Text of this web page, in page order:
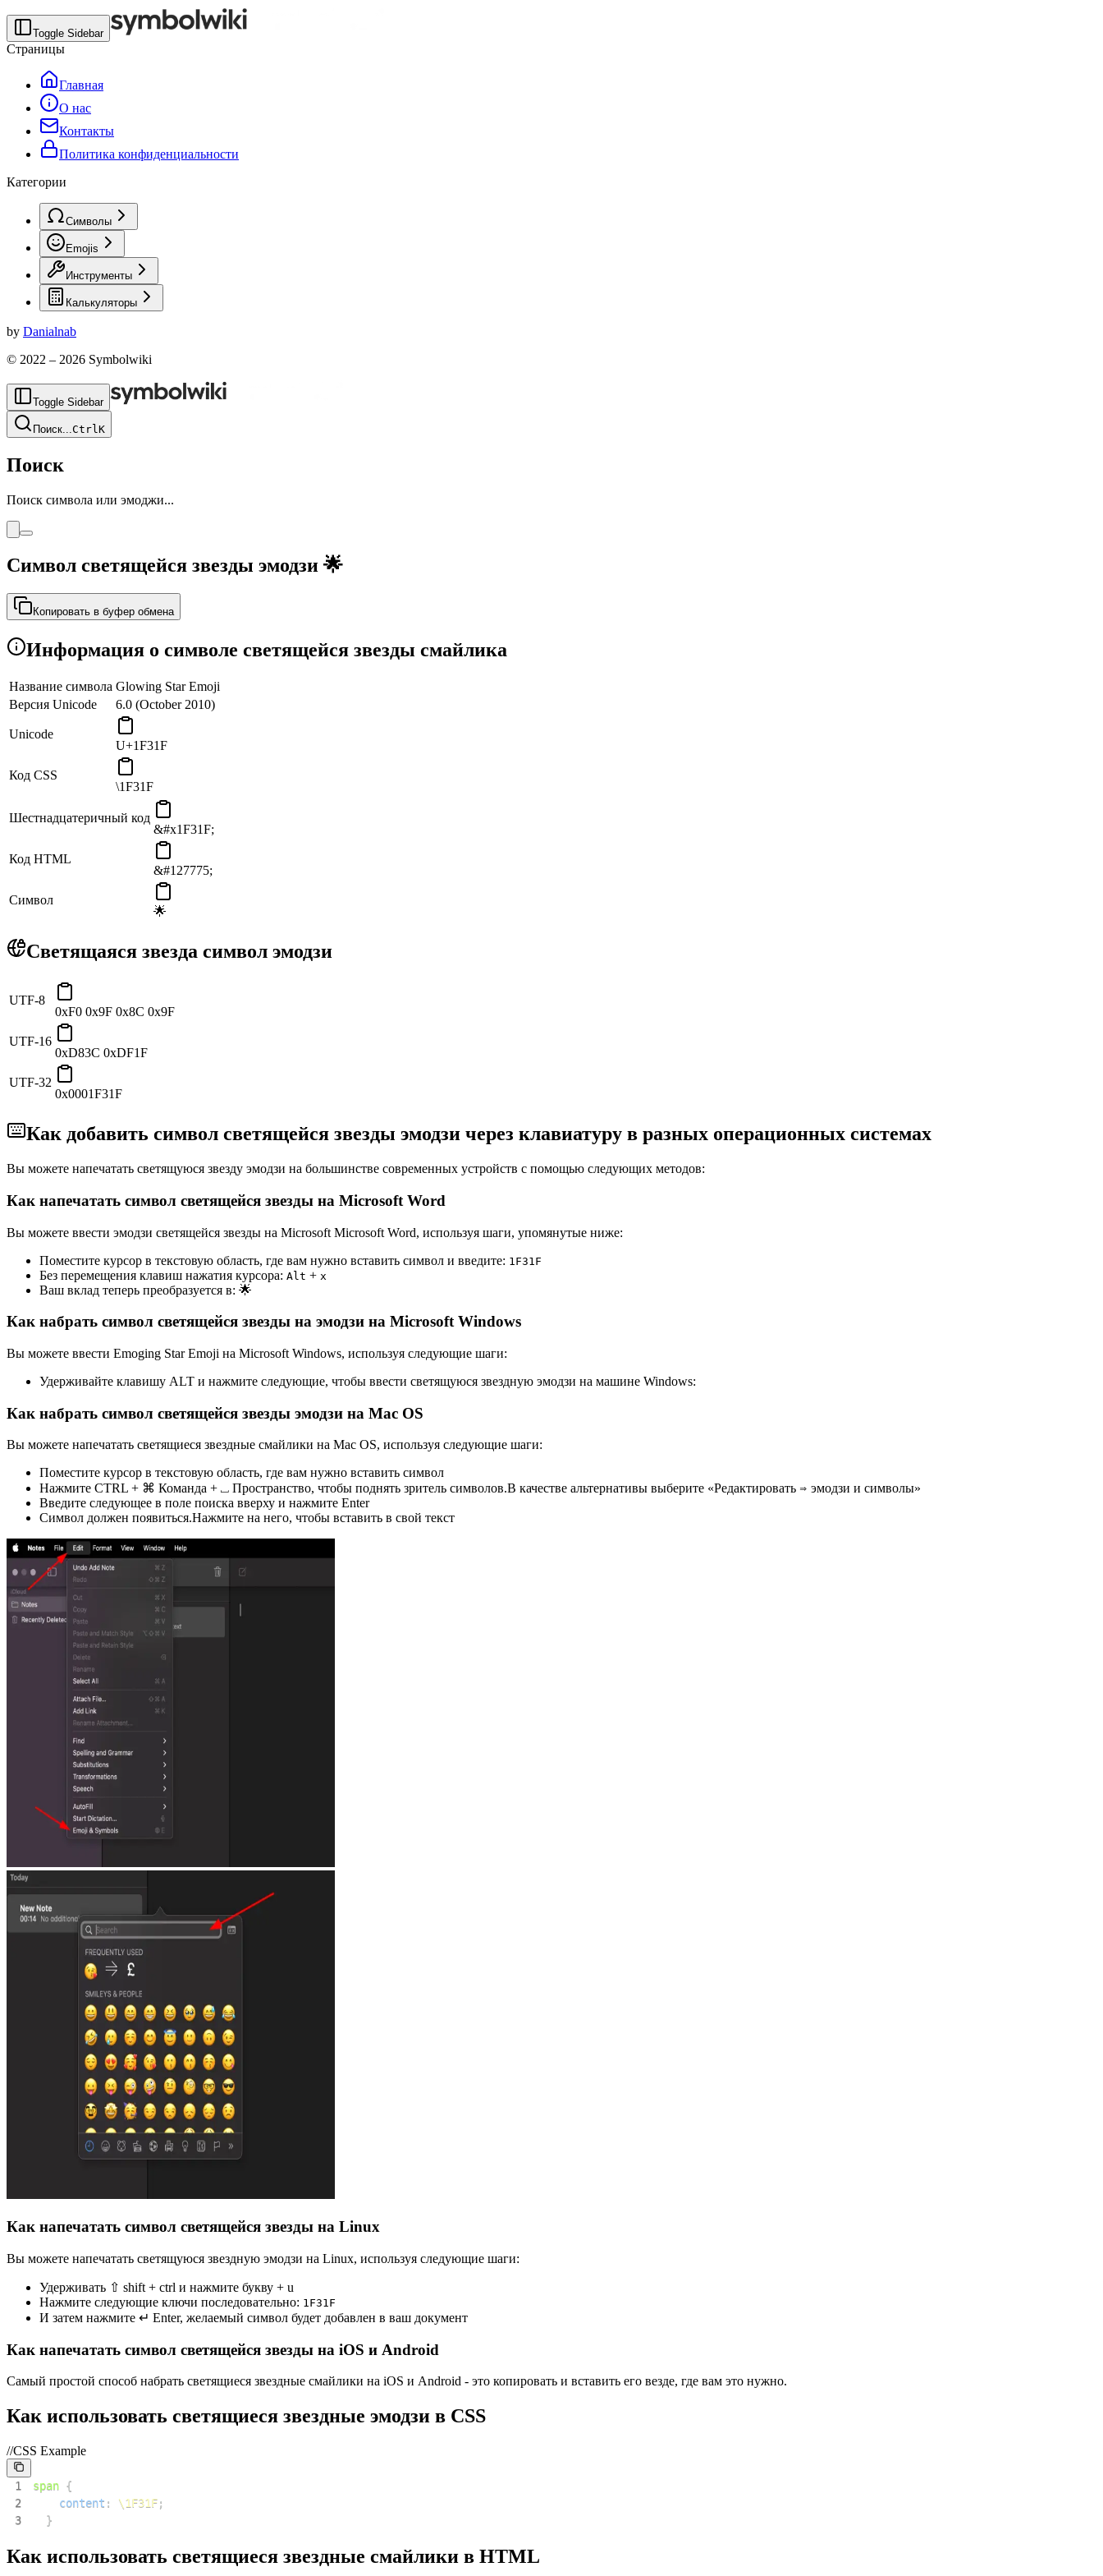
Toggle Sidebar
Страницы
Главная
О нас
Контакты
Политика конфиденциальности
Категории
Символы
Emojis
Инструменты
Калькуляторы
by Danialnab
© 2022 – 2026 Symbolwiki
Toggle Sidebar
Поиск...CtrlK
Поиск
Поиск символа или эмоджи...
Символ светящейся звезды эмодзи 🌟
Копировать в буфер обмена
Информация о символе светящейся звезды смайлика
Название символа Glowing Star Emoji
Версия Unicode
6.0 (October 2010)
Unicode
U+1F31F
Код CSS
\1F31F
Шестнадцатеричный код
&#x1F31F;
Код HTML
&#127775;
Символ
🌟
Светящаяся звезда символ эмодзи
UTF-8
0xF0 0x9F 0x8C 0x9F
UTF-16
0xD83C 0xDF1F
UTF-32
0x0001F31F
Как добавить символ светящейся звезды эмодзи через клавиатуру в разных операционных системах
Вы можете напечатать светящуюся звезду эмодзи на большинстве современных устройств с помощью следующих методов:
Как напечатать символ светящейся звезды на Microsoft Word
Вы можете ввести эмодзи светящейся звезды на Microsoft Microsoft Word, используя шаги, упомянутые ниже:
Поместите курсор в текстовую область, где вам нужно вставить символ и введите: 1 F31 F
Без перемещения клавиш нажатия курсора: Alt + x
Ваш вклад теперь преобразуется в: 🌟
Как набрать символ светящейся звезды на эмодзи на Microsoft Windows
Вы можете ввести Emoging Star Emoji на Microsoft Windows, используя следующие шаги:
Удерживайте клавишу ALT и нажмите следующие, чтобы ввести светящуюся звездную эмодзи на машине Windows:
Как набрать символ светящейся звезды эмодзи на Mac OS
Вы можете напечатать светящиеся звездные смайлики на Mac OS, используя следующие шаги:
Поместите курсор в текстовую область, где вам нужно вставить символ
Нажмите CTRL + ⌘ Команда + ⎵ Пространство, чтобы поднять зритель символов.В качестве альтернативы выберите «Редактировать ⇒ эмодзи и символы»
Введите следующее в поле поиска вверху и нажмите Enter
Символ должен появиться.Нажмите на него, чтобы вставить в свой текст
Как напечатать символ светящейся звезды на Linux
Вы можете напечатать светящуюся звездную эмодзи на Linux, используя следующие шаги:
Удерживать ⇧ shift + ctrl и нажмите букву + u
Нажмите следующие ключи последовательно: 1 F31 F
И затем нажмите ↵ Enter, желаемый символ будет добавлен в ваш документ
Как напечатать символ светящейся звезды на iOS и Android
Самый простой способ набрать светящиеся звездные смайлики на iOS и Android - это копировать и вставить его везде, где вам это нужно.
Как использовать светящиеся звездные эмодзи в CSS
//CSS Example
1 span {
2
content : \1F31F;
3
}
Как использовать светящиеся звездные смайлики в HTML